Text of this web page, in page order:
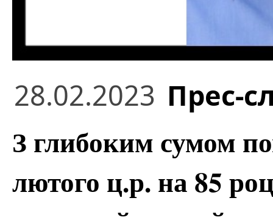
28.02.2023 Прес-
З глибоким сумом
лютого ц.р. на 85